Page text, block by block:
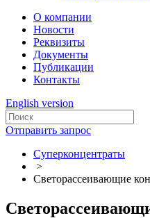
О компании
Новости
Реквизиты
Документы
Публикации
Контакты
English version
Отправить запрос
Суперконцентраты
>
Светорассеивающие